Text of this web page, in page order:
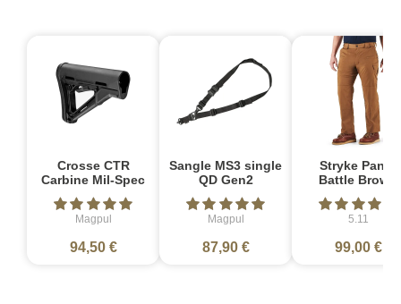
Crosse CTR
Carbine Mil-Spec
Magpul
94,50 €
Sangle MS3 single
QD Gen2
Magpul
87,90 €
Stryke Pant -
Battle Brown
5.11
99,00 €